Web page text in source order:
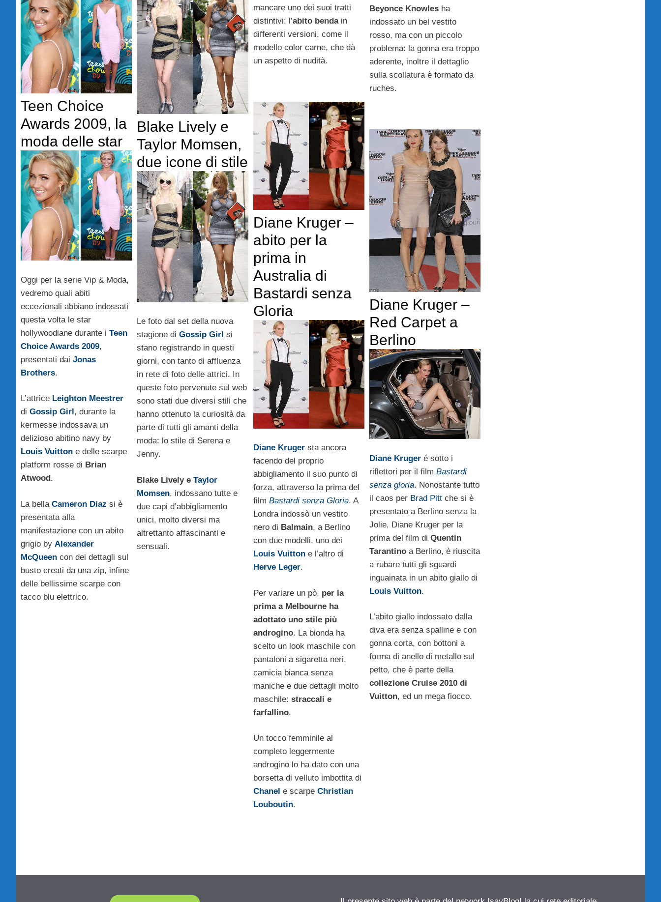
mancare uno dei suoi tratti
distintivi: l’abito bendain
differenti versioni, come il
modello color carne, che dà
un aspetto di nudità.
Beyonce Knowlesha
indossato un bel vestito
rosso, ma con un piccolo
problema: la gonna era troppo
aderente, inoltre il dettaglio
sulla scollatura è formato da
ruches.
Teen Choice
Awards 2009, la
moda delle star
Oggi per la serie Vip & Moda,
vedremo quali abiti
eccezionali abbiano indossati
questa volta le star
hollywoodiane durante i Teen
Choice Awards 2009,
presentati dai Jonas
Brothers.
L’attrice Leighton Meestrer
di Gossip Girl , durante la
kermesse indossava un
delizioso abitino navy by
Louis Vuitton e delle scarpe
platform rosse di Brian
Atwood .
La bella Cameron Diaz si è
presentata alla
manifestazione con un abito
grigio by Alexander
McQueen con dei dettagli sul
busto creati da una zip, infine
delle bellissime scarpe con
tacco blu elettrico.
Blake Lively e
Taylor Momsen,
due icone di stile
Le foto dal set della nuova
stagione diGossip Girl si
stano registrando in questi
giorni, con tanto di affluenza
in rete di foto delle attrici. In
queste foto pervenute sul web
sono stati due diversi stili che
hanno ottenuto la curiosità da
parte di tutti gli amanti della
moda: lo stile di Serena e
Jenny.
Blake Lively eTaylor
Momsen, indossano tutte e
due capi d’abbigliamento
unici, molto diversi ma
altrettanto affascinanti e
sensuali.
Diane Kruger –
abito per la
prima in
Australia di
Bastardi senza
Gloria
Diane Krugersta ancora
facendo del proprio
abbigliamento il suo punto di
forza, attraverso la prima del
film Bastardi senza Gloria. A
Londra indossò un vestito
nero di Balmain, a Berlino
con due modelli, uno dei
Louis Vuittone l’altro di
Herve Leger.
Per variare un pò, per la
prima a Melbourne ha
adottato uno stile più
androgino. La bionda ha
scelto un look maschile con
pantaloni a sigaretta neri,
camicia bianca senza
maniche e due dettagli molto
maschile: straccali e
farfallino.
Un tocco femminile al
completo leggermente
androgino lo ha dato con una
borsetta di velluto imbottita di
Chanel e scarpe Christian
Louboutin.
Diane Kruger –
Red Carpet a
Berlino
Diane Krugeré sotto i
riflettori per il film Bastardi
senza gloria. Nonostante tutto
il caos per Brad Pittche si è
presentato a Berlino senza la
Jolie, Diane Kruger per la
prima del film di Quentin
Tarantinoa Berlino, è riuscita
a rubare tutti gli sguardi
inguainata in un abito giallo di
Louis Vuitton.
L’abito giallo indossato dalla
diva era senza spalline e con
gonna corta, con bottoni a
forma di anello di metallo sul
petto, che è parte della
collezione Cruise 2010 di
Vuitton, ed un mega fiocco.